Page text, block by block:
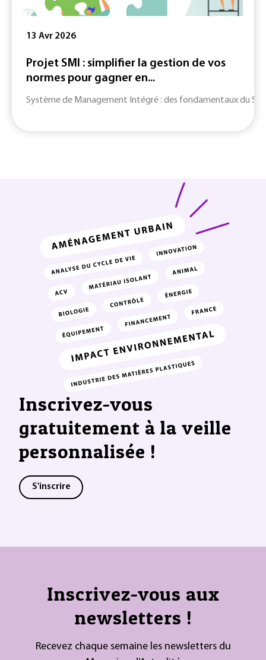
13 Avr 2026
Projet SMI : simplifier la gestion de vos
normes pour gagner en...
Système de Management Intégré : des fondamentaux du
Inscrivez-vous
gratuitement à la veille
personnalisée !
S'inscrire
Inscrivez-vous aux
newsletters !
Recevez chaque semaine les newsletters du